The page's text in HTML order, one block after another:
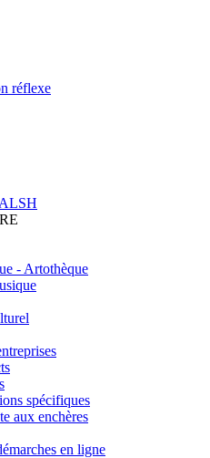
réflexe
- Artothèque
spécifiques
aux enchères
en ligne